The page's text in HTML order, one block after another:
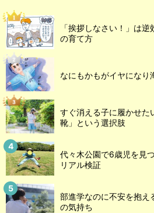
「挨拶しなさい！」は
の育て方
なにもかもがイヤになり
すぐ消える子に履かせた
靴」という選択肢
代々木公園で6歳児を見
リアル検証
部進学なのに不安を抱
の気持ち